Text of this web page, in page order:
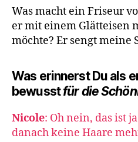
Was macht ein Friseur
er mit einem Glätteisen
möchte? Er sengt meine
Was erinnerst Du als
bewusstfür die
Nicole: Oh nein, das ist
danach keine Haare